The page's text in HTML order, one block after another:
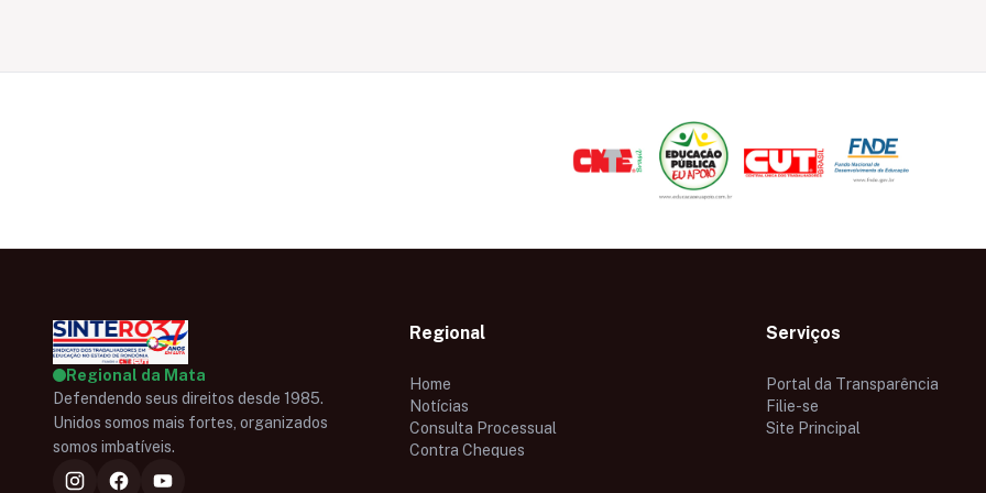
Regional da Mata
Defendendo seus direitos desde 1985.
Unidos somos mais fortes, organizados
somos imbatíveis.
Regional
Home
Notícias
Consulta Processual
Contra Cheques
Serviços
Portal da Transparência
Filie-se
Site Principal